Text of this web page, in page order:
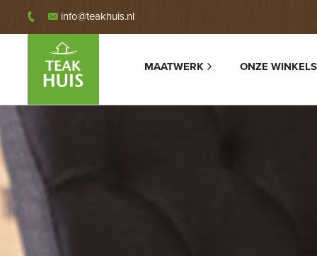
info@teakhuis.nl
MAATWERK ONZE WINKELS